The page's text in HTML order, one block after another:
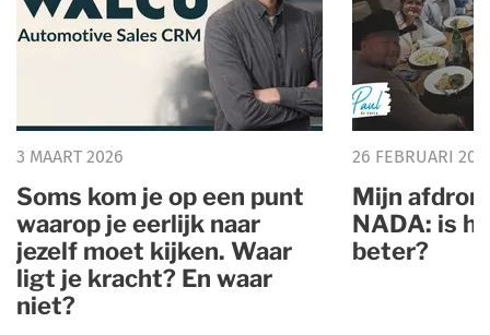
3 MAART 2026
Soms kom je op een punt
waarop je eerlijk naar
jezelf moet kijken. Waar
ligt je kracht? En waar
niet?
26 FEBRUARI
Mijn
NADA: is
beter?